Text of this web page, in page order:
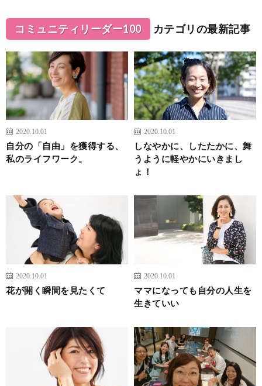
コミュニティリーダー100 カテゴリの最新記事
2020.10.01
自分の「自由」を獲得する、
私のライフワーク。
2020.10.01
しなやかに、したたかに、舞
うように軽やかにいきまし
ょ！
2020.10.01
花が開く瞬間を見たくて
2020.10.01
ママになっても自分の人生を
生きていい